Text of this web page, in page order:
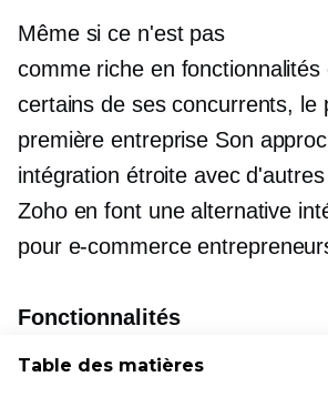
Même si ce n'est pas
comme riche en fonctionnalités
certains de ses concurrents, le
première entreprise Son
intégration étroite avec
Zoho en font une alternative
pour e-commerce
Fonctionnalités
Fonctionne bien avec
Table des matières